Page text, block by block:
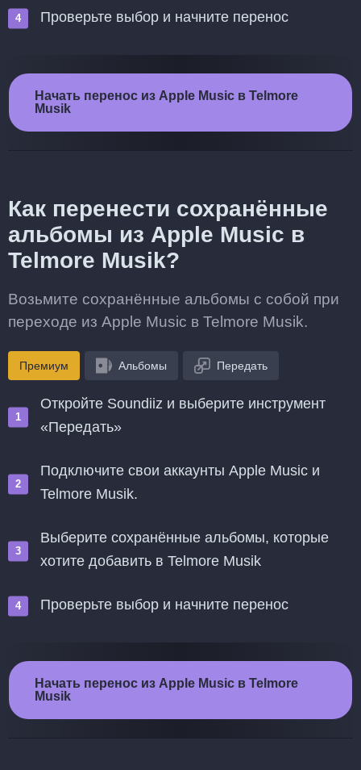
Проверьте выбор и начните перенос
Начать перенос из Apple Music в Telmore
Musik
Как перенести сохранённые
альбомы из Apple Music в
Telmore Musik?
Возьмите сохранённые альбомы с собой при
переходе из Apple Music в Telmore Musik.
Премиум Альбомы Передать
Откройте Soundiiz и выберите инструмент
«Передать»
Подключите свои аккаунты Apple Music и
Telmore Musik.
Выберите сохранённые альбомы, которые
хотите добавить в Telmore Musik
Проверьте выбор и начните перенос
Начать перенос из Apple Music в Telmore
Musik